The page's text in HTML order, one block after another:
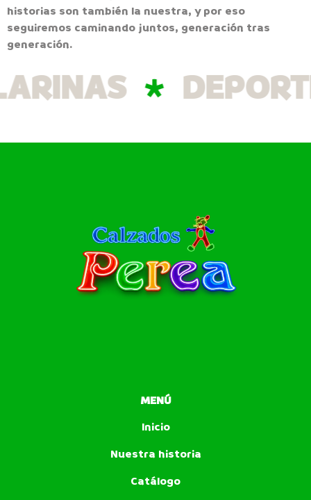
historias son también la nuestra, y por eso
seguiremos caminando juntos, generación tras
generación.
MENÚ
Inicio
Nuestra historia
Catálogo